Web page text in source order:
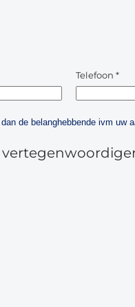
Telefoon *
de belanghebbende ivm uw